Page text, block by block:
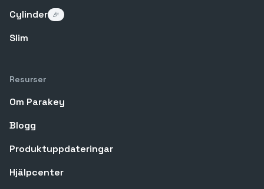
Cylinder 🎉
Slim
Resurser
Om Parakey
Blogg
Produktuppdateringar
Hjälpcenter